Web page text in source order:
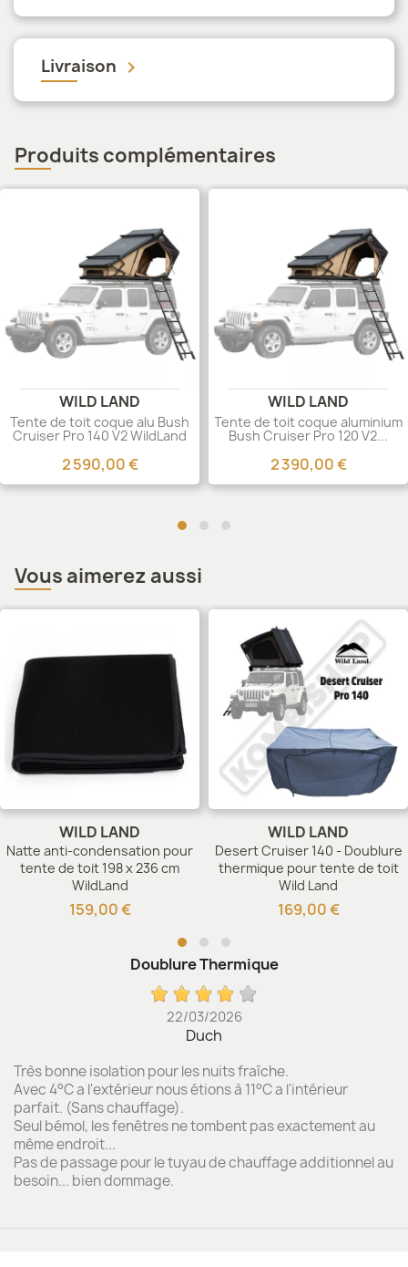
Livraison keyboard_arrow_down
Produits complémentaires
WILD LAND
Tente de toit coque alu Bush
Cruiser Pro 140 V2 WildLand
2 590,00 €
WILD LAND
Tente de toit coque aluminium
Bush Cruiser Pro 120 V2...
2 390,00 €
Vous aimerez aussi
WILD LAND
Natte anti-condensation pour
tente de toit 198 x 236 cm
WildLand
159,00 €
WILD LAND
Desert Cruiser 140 - Doublure
thermique pour tente de toit
Wild Land
169,00 €
Doublure Thermique
22/03/2026
Duch
Très bonne isolation pour les nuits fraîche.
Avec 4°C a l'extérieur nous étions à 11°C a l'intérieur
parfait. (Sans chauffage).
Seul bémol, les fenêtres ne tombent pas exactement au
même endroit...
Pas de passage pour le tuyau de chauffage additionnel au
besoin... bien dommage.